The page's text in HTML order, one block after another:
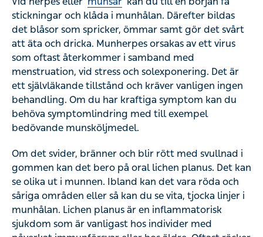
dricka. Munherpes orsakas av ett virus som oftast
återkommer i samband med menstruation, vid stress och
solexponering. Det är ett självläkande tillstånd och kräver
vanligen ingen behandling. Om du har kraftiga symptom
kan du behöva symptomlindring med till exempel
bedövande munsköljmedel.
Om det svider, bränner och blir rött med svullnad i
gommen kan det bero på oral lichen planus. Det kan se
olika ut i munnen. Ibland kan det vara röda och såriga
Lichen planus är en inflammatorisk sjukdom som är
vanligast hos individer med påverkat immunförsvar eller
hos äldre. Oftast räcker det med förebyggande och
symptomlindrande behandling såsom god munhygien
och lokal antiinflammatorisk behandling. Vid kraftiga
besvär kan det krävas receptbelagda läkemedel.